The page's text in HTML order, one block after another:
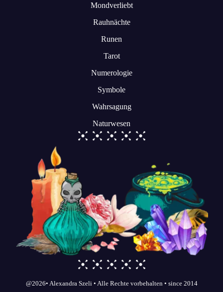
Mondverliebt
Rauhnächte
Runen
Tarot
Numerologie
Symbole
Wahrsagung
Naturwesen
@2026• Alexandra Szeli • Alle Rechte vorbehalten • since 2014